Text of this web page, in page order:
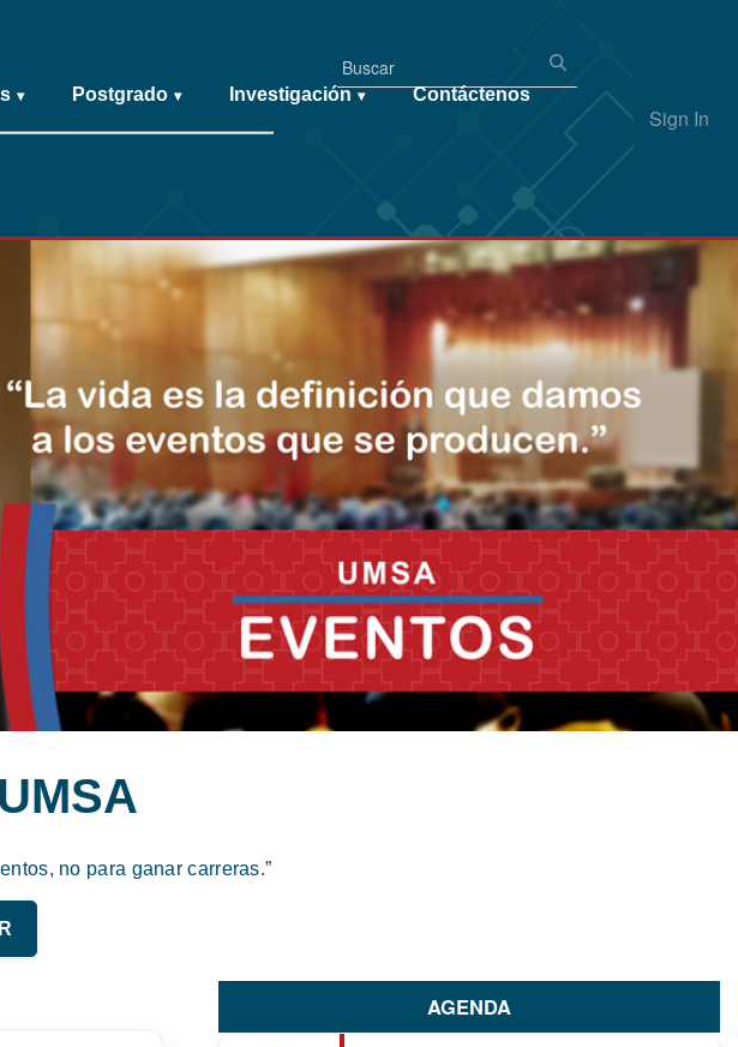
Sign In
▾ Postgrado ▾ Investigación ▾ Contáctenos
no para ganar carreras.”
AGENDA